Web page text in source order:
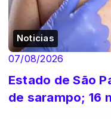
Noticias
07/08/2026
Estado de São
de sarampo; 16